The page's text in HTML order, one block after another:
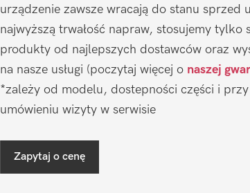
urządzenie zawsze wracają do stanu sprzed
najwyższą trwałość napraw, stosujemy tylko
produkty od najlepszych dostawców oraz
na nasze usługi (poczytaj więcej o naszej
*zależy od modelu, dostepności części i
umówieniu wizyty w serwisie
Zapytaj o cenę